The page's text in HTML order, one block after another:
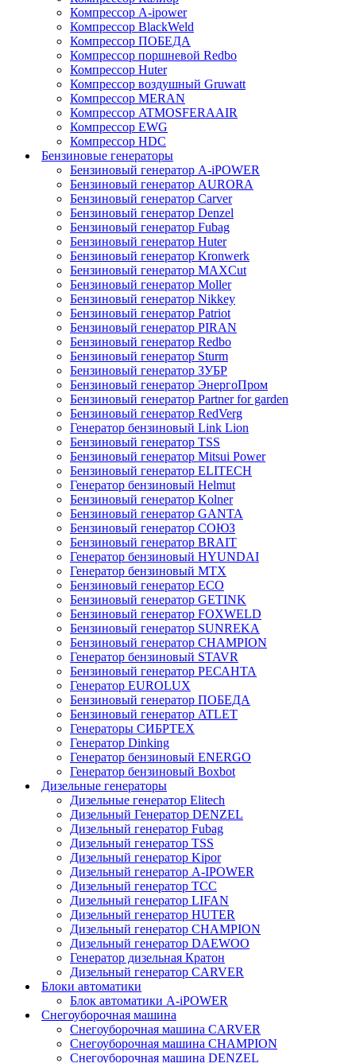
Компрессор A-ipower
Компрессор BlackWeld
Компрессор ПОБЕДА
Компрессор поршневой Redbo
Компрессор Huter
Компрессор воздушный Gruwatt
Компрессор MERAN
Компрессор ATMOSFERAAIR
Компрессор EWG
Компрессор HDC
Бензиновые генераторы
Бензиновый генератор A-iPOWER
Бензиновый генератор AURORA
Бензиновый генератор Carver
Бензиновый генератор Denzel
Бензиновый генератор Fubag
Бензиновый генератор Huter
Бензиновый генератор Kronwerk
Бензиновый генератор MAXCut
Бензиновый генератор Moller
Бензиновый генератор Nikkey
Бензиновый генератор Patriot
Бензиновый генератор PIRAN
Бензиновый генератор Redbo
Бензиновый генератор Sturm
Бензиновый генератор ЗУБР
Бензиновый генератор ЭнергоПром
Бензиновый генератор Partner for garden
Бензиновый генератор RedVerg
Генератор бензиновый Link Lion
Бензиновый генератор TSS
Бензиновый генератор Mitsui Power
Бензиновый генератор ELITECH
Генератор бензиновый Helmut
Бензиновый генератор Kolner
Бензиновый генератор GANTA
Бензиновый генератор СОЮЗ
Бензиновый генератор BRAIT
Генератор бензиновый HYUNDAI
Генератор бензиновый MTX
Бензиновый генератор ECO
Бензиновый генератор GETINK
Бензиновый генератор FOXWELD
Бензиновый генератор SUNREKA
Бензиновый генератор CHAMPION
Генератор бензиновый STAVR
Бензиновый генератор РЕСАНТА
Генератор EUROLUX
Бензиновый генератор ПОБЕДА
Бензиновый генератор ATLET
Генераторы СИБРТЕХ
Генератор Dinking
Генератор бензиновый ENERGO
Генератор бензиновый Boxbot
Дизельные генераторы
Дизельные генератор Elitech
Дизельный Генератор DENZEL
Дизельный генератор Fubag
Дизельный генератор ТSS
Дизельный генератор Kipor
Дизельный генератор A-IPOWER
Дизельный генератор ТСС
Дизельный генератор LIFAN
Дизельный генератор HUTER
Дизельный генератор CHAMPION
Дизельный генератор DAEWOO
Генератор дизельная Кратон
Дизельный генератор CARVER
Блоки автоматики
Блок автоматики A-iPOWER
Снегоуборочная машина
Снегоуборочная машина CARVER
Снегоуборочная машина CHAMPION
Снегоуборочная машина DENZEL